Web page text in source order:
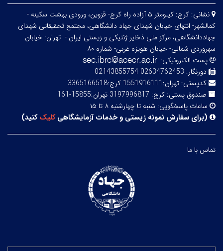
نشانی:
کرج: کیلومتر ۵ آزاده راه کرج- قزوین، ورودی بهشت سکینه -
کمالشهر- انتهای خیابان شهدای جهاد دانشگاهی، مجتمع تحقیقاتی شهدای
جهاددانشگاهی، مرکز ملی ذخایر ژنتیکی و زیستی ایران - تهران: خیابان
سهروردی شمالی- خیابان هویزه غربی- شماره ۸۰
پست الکترونیکی:
دورنگار: 02634762453 02143855754
کدپستی: تهران:1551916111 کرج:3365166518
صندوق پستی: کرج: 3197996817 تهران:15855-161
ساعات پاسخگویی: شنبه تا چهارشنبه ۸ تا ۱۵
(برای سفارش نمونه زیستی و خدمات آزمایشگاهیکلیککنید)
تماس با ما